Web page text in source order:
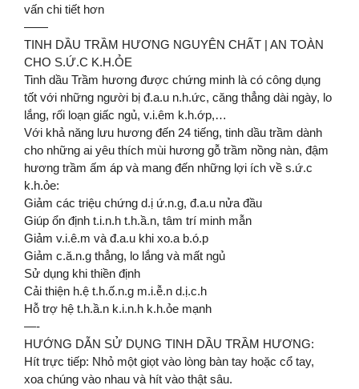
vấn chi tiết hơn
——
TINH DẦU TRẦM HƯƠNG NGUYÊN CHẤT | AN TOÀN
CHO S.Ứ.C K.H.ỎE
Tinh dầu Trầm hương được chứng minh là có công dụng
tốt với những người bị đ.a.u n.h.ức, căng thẳng dài ngày, lo
lắng, rối loạn giấc ngủ, v.i.êm k.h.ớp,…
Với khả năng lưu hương đến 24 tiếng, tinh dầu trầm dành
cho những ai yêu thích mùi hương gỗ trầm nồng nàn, đậm
hương trầm ấm áp và mang đến những lợi ích về s.ứ.c
k.h.ỏe:
Giảm các triệu chứng d.ị ứ.n.g, đ.a.u nửa đầu
Giúp ổn định t.i.n.h t.h.ầ.n, tâm trí minh mẫn
Giảm v.i.ê.m và đ.a.u khi xo.a b.ó.p
Giảm c.ă.n.g thẳng, lo lắng và mất ngủ
Sử dụng khi thiền định
Cải thiện h.ệ t.h.ố.n.g m.i.ễ.n d.ị.c.h
Hỗ trợ hệ t.h.ầ.n k.i.n.h k.h.ỏe mạnh
—-
HƯỚNG DẪN SỬ DỤNG TINH DẦU TRẦM HƯƠNG:
Hít trực tiếp: Nhỏ một giọt vào lòng bàn tay hoặc cổ tay,
xoa chúng vào nhau và hít vào thật sâu.